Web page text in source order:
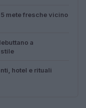
mete fresche vicino
a
stile
hotel e rituali